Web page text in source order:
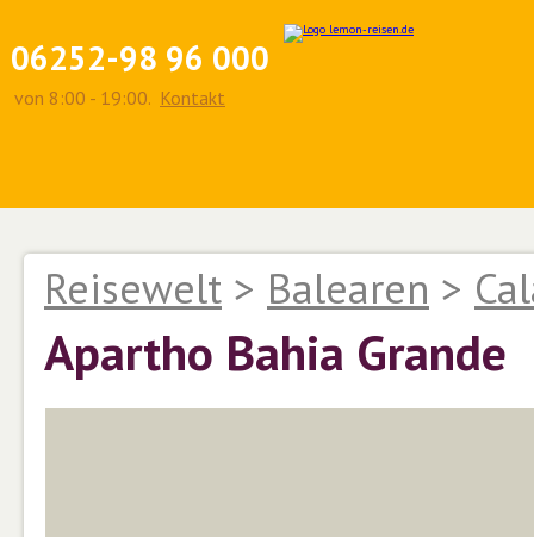
06252-98 96 000
von 8:00 - 19:00. Kontakt
Reisewelt > Balearen >
Apartho Bahia Grande